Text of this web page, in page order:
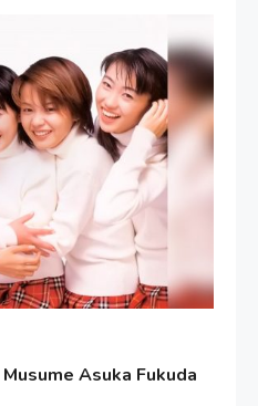
Asuka Fukuda